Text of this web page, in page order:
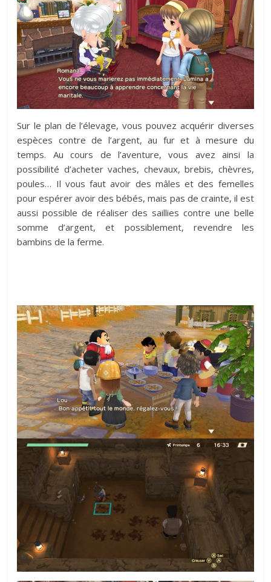
Sur le plan de l’élevage, vous pouvez acquérir diverses
espèces contre de l’argent, au fur et à mesure du
temps. Au cours de l’aventure, vous avez ainsi la
possibilité d’acheter vaches, chevaux, brebis, chèvres,
poules… Il vous faut avoir des mâles et des femelles
pour espérer avoir des bébés, mais pas de crainte, il est
aussi possible de réaliser des saillies contre une belle
somme d’argent, et possiblement, revendre les
bambins de la ferme.